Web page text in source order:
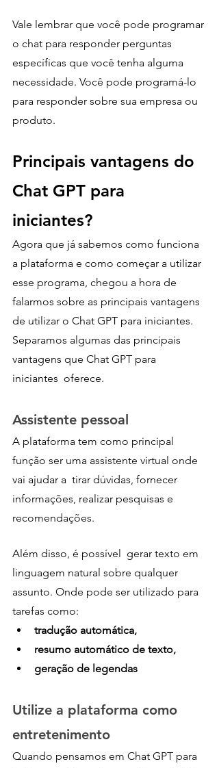
Vale lembrar que você pode programar
o chat para responder perguntas
específicas que você tenha alguma
necessidade. Você pode programá-lo
para responder sobre sua empresa ou
produto.
Principais vantagens do
Chat GPT para
iniciantes?
Agora que já sabemos como funciona
a plataforma e como começar a utilizar
esse programa, chegou a hora de
falarmos sobre as principais vantagens
de utilizar o Chat GPT para iniciantes.
Separamos algumas das principais
vantagens que Chat GPT para
iniciantes  oferece.
Assistente pessoal
A plataforma tem como principal
função ser uma assistente virtual onde
vai ajudar a  tirar dúvidas, fornecer
informações, realizar pesquisas e
recomendações.
Além disso, é possível  gerar texto em
linguagem natural sobre qualquer
assunto. Onde pode ser utilizado para
tarefas como:
tradução automática,
resumo automático de texto,
geração de legendas
Utilize a plataforma como
entretenimento
Quando pensamos em Chat GPT para